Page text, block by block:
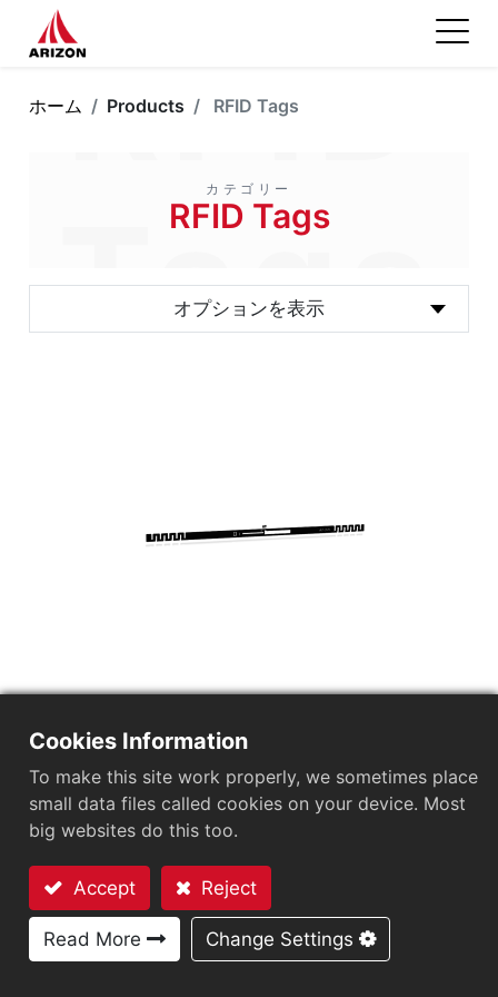
ホーム Products RFID Tags
カテゴリー
RFID Tags
RFID
Tags
オプションを表示
AZ-D2L
市場セグメント
図書館および文献管理
応用分野
ブランド保護タグ サプライチェーン管理 LEDタグ
チップ
Kiloway KX2005X-BL
User Memory
1312 bits
EPCメモリ
96-240 bits お問い合わせ
Cookies Information
To make this site work properly, we sometimes place
small data files called cookies on your device. Most
big websites do this too.
Accept Reject
Read More Change Settings